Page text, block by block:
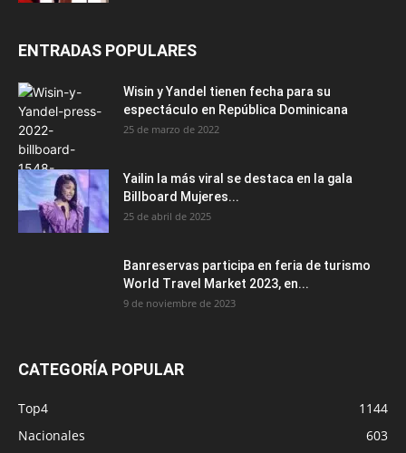
ENTRADAS POPULARES
Wisin y Yandel tienen fecha para su
espectáculo en República Dominicana
25 de marzo de 2022
Yailin la más viral se destaca en la gala
Billboard Mujeres...
25 de abril de 2025
Banreservas participa en feria de turismo
World Travel Market 2023, en...
9 de noviembre de 2023
CATEGORÍA POPULAR
Top4
1144
Nacionales
603